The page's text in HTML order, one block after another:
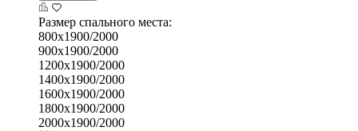
Размер спального места:
800х1900/2000
900х1900/2000
1200х1900/2000
1400х1900/2000
1600х1900/2000
1800х1900/2000
2000х1900/2000